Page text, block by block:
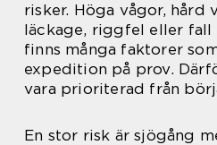
risker. Höga vågor, hård
läckage, riggfel eller
finns många faktorer
expedition på prov.
vara prioriterad från
En stor risk är sjögång